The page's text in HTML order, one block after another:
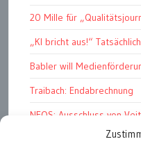
20 Mille für
„KI bricht aus!“
Babler will
Traibach: Endabrechnung
NEOS: Ausschluss von
Scharfe Rechnungshof-